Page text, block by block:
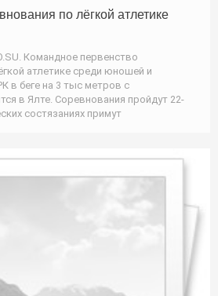
по лёгкой атлетике
Командное первенство
атлетике среди юношей и
в беге на 3 тыс метров с
в Ялте. Соревнования пройдут 22-
состязаниях примут